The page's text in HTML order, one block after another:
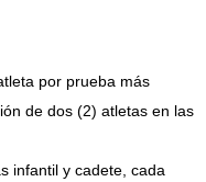
por prueba más
de dos (2) atletas en las
infantil y cadete, cada